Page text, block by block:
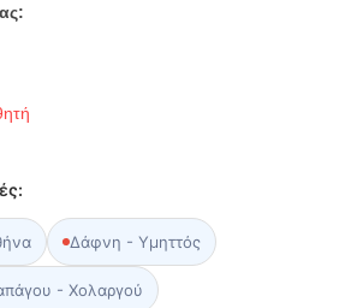
Δάφνη - Υμηττός
- Χολαργού